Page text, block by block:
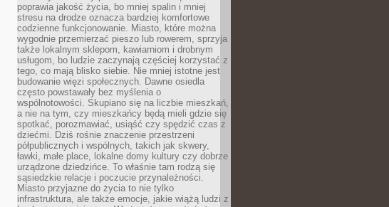
poprawia jakość życia, bo mniej spalin i mniej
stresu na drodze oznacza bardziej komfortowe
codzienne funkcjonowanie. Miasto, które można
wygodnie przemierzać pieszo lub rowerem, sprzyja
także lokalnym sklepom, kawiarniom i drobnym
usługom, bo ludzie zaczynają częściej korzystać z
tego, co mają blisko siebie. Nie mniej istotne jest
budowanie więzi społecznych. Dawne osiedla
często powstawały bez myślenia o
wspólnotowości. Skupiano się na liczbie mieszkań,
a nie na tym, czy mieszkańcy będą mieli gdzie się
spotkać, porozmawiać, usiąść czy spędzić czas z
dziećmi. Dziś rośnie znaczenie przestrzeni
półpublicznych i wspólnych, takich jak skwery,
ławki, małe place, lokalne domy kultury czy dobrze
urządzone dziedzińce. To właśnie tam rodzą się
sąsiedzkie relacje i poczucie przynależności.
Miasto przyjazne do życia to nie tylko
infrastruktura, ale także emocje, jakie wiążą ludzi z